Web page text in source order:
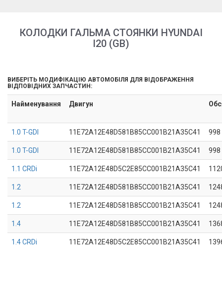
КОЛОДКИ ГАЛЬМА СТОЯНКИ HYUNDAI
I20 (GB)
ВИБЕРІТЬ МОДИФІКАЦІЮ АВТОМОБІЛЯ ДЛЯ ВІДОБРАЖЕННЯ
ВІДПОВІДНИХ ЗАПЧАСТИН:
Найменування Двигун
1.0 T-GDI 11E72A12E48D581B85CC001B21A35C41 998
1.0 T-GDI 11E72A12E48D581B85CC001B21A35C41 998
1.1 CRDi 11E72A12E48D5C2E85CC001B21A35C41
1.2 11E72A12E48D581B85CC001B21A35C41
1.2 11E72A12E48D581B85CC001B21A35C41
1.4 11E72A12E48D581B85CC001B21A35C41
1.4 CRDi 11E72A12E48D5C2E85CC001B21A35C41